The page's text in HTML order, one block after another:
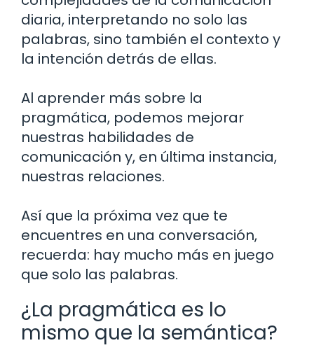
diaria, interpretando no solo las
palabras, sino también el contexto y
la intención detrás de ellas.
Al aprender más sobre la
pragmática, podemos mejorar
nuestras habilidades de
comunicación y, en última instancia,
nuestras relaciones.
Así que la próxima vez que te
encuentres en una conversación,
recuerda: hay mucho más en juego
que solo las palabras.
¿La pragmática es lo
mismo que la semántica?